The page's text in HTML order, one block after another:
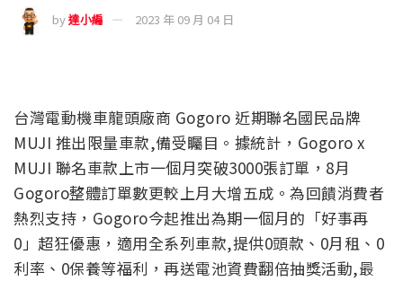
by達小編 2023 年 09 月 04 日
台灣電動機車龍頭廠商 Gogoro 近期聯名國民品牌
MUJI 推出限量車款,備受矚目。據統計，Gogoro x
MUJI 聯名車款上市一個月突破3000張訂單，8月
Gogoro整體訂單數更較上月大增五成。為回饋消費者
熱烈支持，Gogoro今起推出為期一個月的「好事再
0」超狂優惠，適用全系列車款,提供0頭款、0月租、0
利率、0保養等福利，再送電池資費翻倍抽獎活動,最